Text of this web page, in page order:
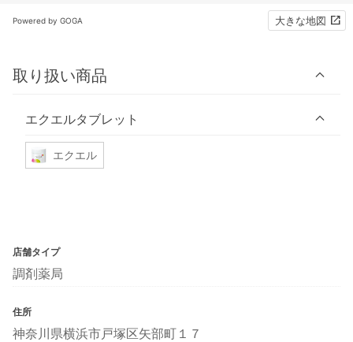
Powered by GOGA 大きな地図
取り扱い商品
エクエルタブレット
エクエル
店舗タイプ
調剤薬局
住所
神奈川県横浜市戸塚区矢部町１７